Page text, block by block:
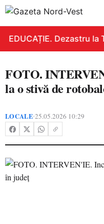
EDUCAȚIE. Dezastru
FOTO.
la o stivă de
LOCALE•25.05.2026 10:29